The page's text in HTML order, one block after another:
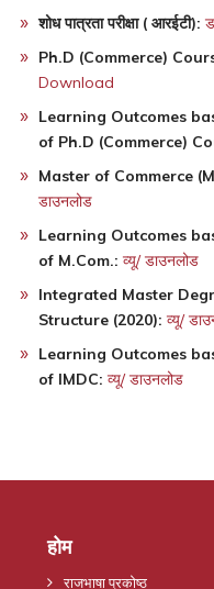
शोध पात्रता परीक्षा ( आरईटी):
Ph.D (Commerce)
Download
Learning Outcomes
of Ph.D (Commerce)
Master of Commerce
डाउनलोड
Learning Outcomes
of M.Com.: व्यू/ डाउनलोड
Integrated Master
Structure (2020): व्यू/
Learning Outcomes
of IMDC: व्यू/ डाउनलोड
होम
राजभाषा प्रकोष्ठ